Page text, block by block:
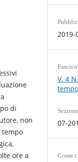
di
non
tempo
ore a
2019-
V. 4
Sezione
07-
Come